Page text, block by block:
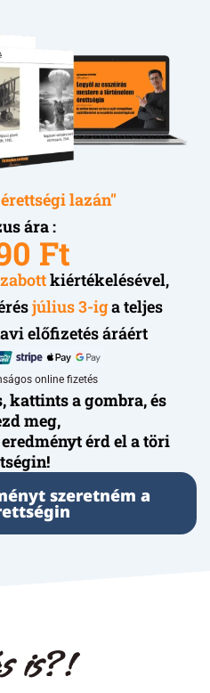
lazán"
ára :
Ft
kiértékelésével,
július 3-iga teljes
előfizetés áráért
online fizetés
kattints a gombra, és
meg,
érd el a töri
szeretném a
is?!